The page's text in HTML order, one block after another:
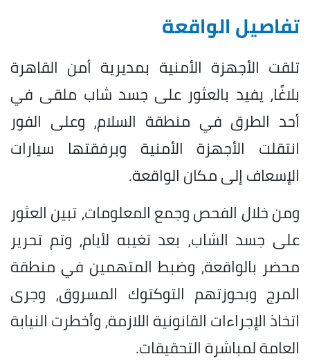
تفاصيل الواقعة
تلقت الأجهزة الأمنية بمديرية أمن القاهرة
بلاغًا، يفيد بالعثور على جسد شاب ملقى في
أحد الطرق في منطقة السلام، وعلى الفور
انتقلت الأجهزة الأمنية وبرفقتها سيارات
الإسعاف إلى مكان الواقعة.
ومن خلال الفحص وجمع المعلومات، تبين العثور
على جسد الشاب، بعد تغيبه لأيام، وتم تحرير
محضر بالواقعة، وضبط المتهمين في منطقة
المرج وبحوزتهم التوكتوك المسروق، وجرى
اتخاذ الإجراءات القانونية اللازمة، وأخطرت النيابة
العامة لمباشرة التحقيقات.